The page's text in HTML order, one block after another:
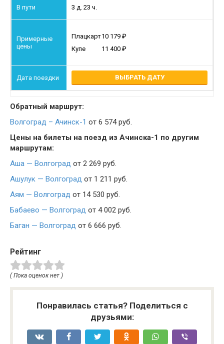
3 д. 23 ч.
Плацкарт10 179
Купе
11 400
ВЫБРАТЬ ДАТУ
Обратный маршрут:
Волгоград – Ачинск-1 от 6 574 руб.
Цены на билеты на поезд из Ачинска-1 по другим
маршрутам:
Аша — Волгоград от 2 269 руб.
Ашулук — Волгоград от 1 211 руб.
Аям — Волгоград от 14 530 руб.
Бабаево — Волгоград от 4 002 руб.
Баган — Волгоград от 6 666 руб.
Рейтинг
( Пока оценок нет )
Понравилась статья? Поделиться с
друзьями: